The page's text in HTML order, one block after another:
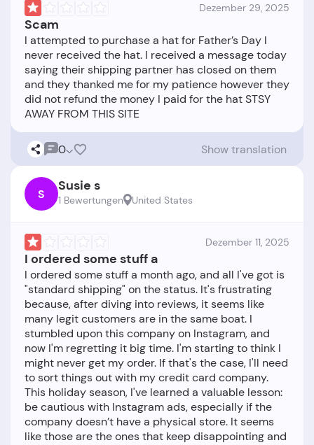
Dezember 29, 2025
Scam
I attempted to purchase a hat for Father’s Day I
never received the hat. I received a message today
saying their shipping partner has closed on them
and they thanked me for my patience however they
did not refund the money I paid for the hat STSY
0 Show translation
S Susie s
1 Bewertungen United States
Dezember 11, 2025
I ordered some stuff a
I ordered some stuff a month ago, and all I've got is
"standard shipping" on the status. It's frustrating
because, after diving into reviews, it seems like
many legit customers are in the same boat. I
stumbled upon this company on Instagram, and
now I'm regretting it big time. I'm starting to think I
might never get my order. If that's the case, I'll need
to sort things out with my credit card company.
This holiday season, I've learned a valuable lesson:
be cautious with Instagram ads, especially if the
company doesn’t have a physical store. It seems
like those are the ones that keep disappointing and